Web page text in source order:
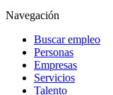
Navegación
Buscar empleo
Personas
Empresas
Servicios
Talento